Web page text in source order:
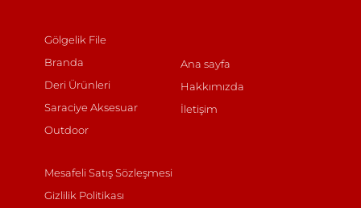
Gölgelik File
Branda
Deri Ürünleri
Saraciye Aksesuar
Outdoor
Ana sayfa
Hakkımızda
İletişim
Mesafeli Satış Sözleşmesi
Gizlilik Politikası